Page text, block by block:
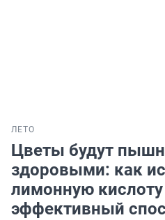
ЛЕТО
Цветы будут
здоровыми: как
лимонную
эффективный